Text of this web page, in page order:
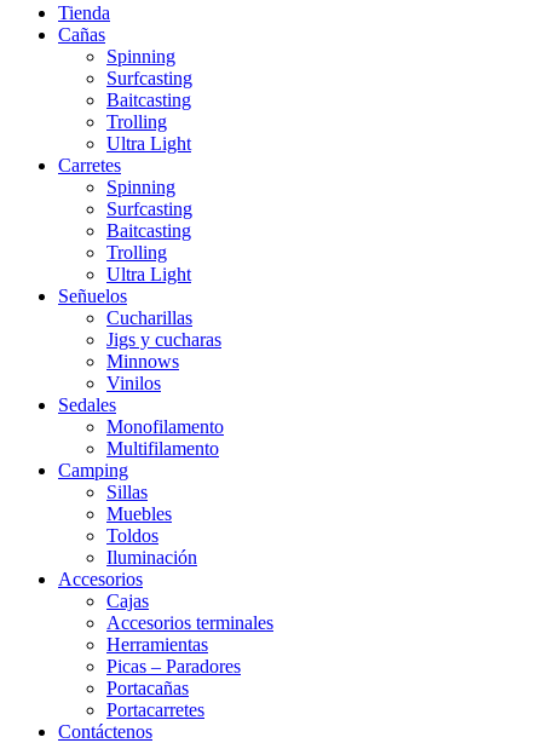
Tienda
Cañas
Spinning
Surfcasting
Baitcasting
Trolling
Ultra Light
Carretes
Spinning
Surfcasting
Baitcasting
Trolling
Ultra Light
Señuelos
Cucharillas
Jigs y cucharas
Minnows
Vinilos
Sedales
Monofilamento
Multifilamento
Camping
Sillas
Muebles
Toldos
Iluminación
Accesorios
Cajas
Accesorios terminales
Herramientas
Picas – Paradores
Portacañas
Portacarretes
Contáctenos